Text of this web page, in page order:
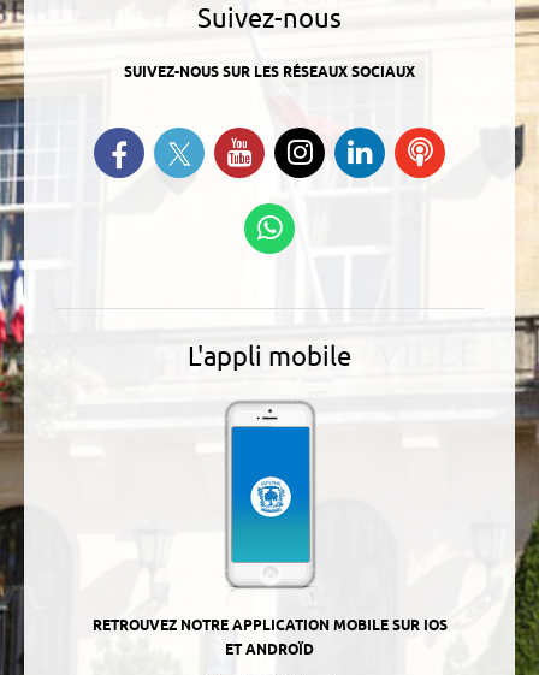
Suivez-nous
SUIVEZ-NOUS SUR LES RÉSEAUX SOCIAUX
Retrouvez-nous sur Facebook
Suivez-nous sur Twitter
Suivez-nous sur YouTube
Suivez-nous sur
Instagram
Retrouvez-
nous sur
Ecoutez
L'appli mobile
RETROUVEZ NOTRE APPLICATION MOBILE SUR IOS
ET ANDROÏD